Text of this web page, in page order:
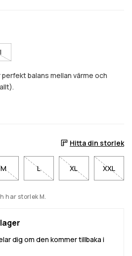
balans mellan värme och
Hitta din storlek
M L XL XXL
har storlek M.
dig om den kommer tillbaka i